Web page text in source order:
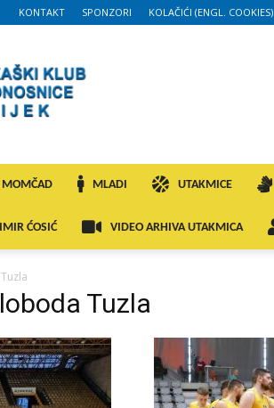
KONTAKT SPONZORI KOLAČIĆI (ENGL. COOKIES)
MOMČAD MLADI UTAKMICE
ĆOSIĆ VIDEO ARHIVA UTAKMICA
Tuzla